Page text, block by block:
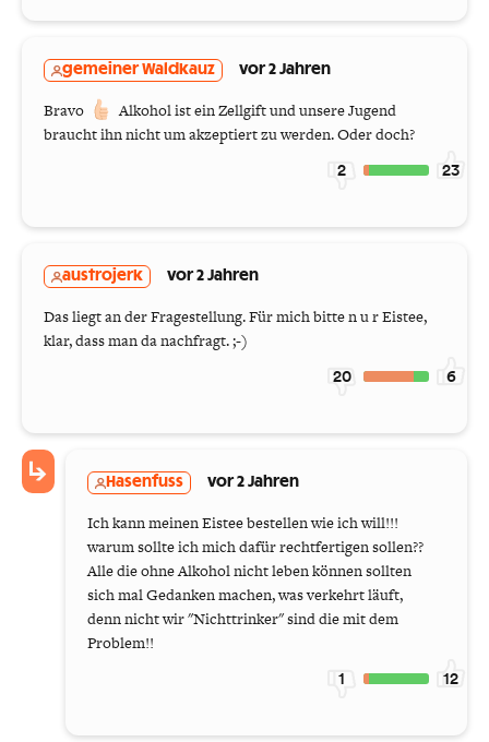
gemeiner Waldkauz vor 2 Jahren
Bravo
Alkohol ist ein Zellgift und unsere Jugend
braucht ihn nicht um akzeptiert zu werden. Oder doch?
2 23
austrojerk vor 2 Jahren
Das liegt an der Fragestellung. Für mich bitte n u r Eistee,
klar, dass man da nachfragt. ;-)
20 6
Hasenfuss vor 2 Jahren
Ich kann meinen Eistee bestellen wie ich will!!!
warum sollte ich mich dafür rechtfertigen sollen??
Alle die ohne Alkohol nicht leben können sollten
sich mal Gedanken machen, was verkehrt läuft,
denn nicht wir "Nichttrinker" sind die mit dem
Problem!!
1 12